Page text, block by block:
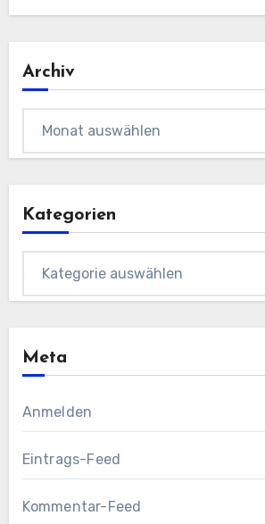
Archiv
Kategorien
Meta
Anmelden
Eintrags-Feed
Kommentar-Feed